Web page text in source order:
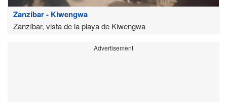
Zanzíbar - Kiwengwa
Zanzíbar, vista de la playa de Kiwengwa
Advertisement